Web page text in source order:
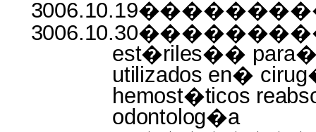
est�riles��
utilizados en�
hemost�ticos
odontolog�a